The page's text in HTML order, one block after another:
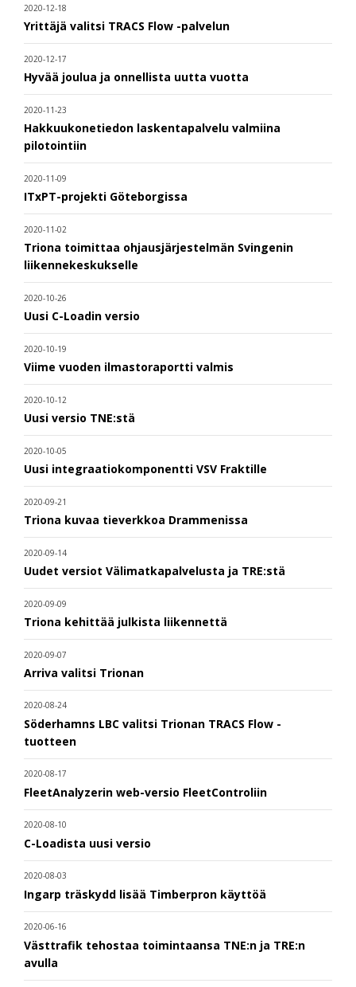
2020-12-18
Yrittäjä valitsi TRACS Flow -palvelun
2020-12-17
Hyvää joulua ja onnellista uutta vuotta
2020-11-23
Hakkuukonetiedon laskentapalvelu valmiina
pilotointiin
2020-11-09
ITxPT-projekti Göteborgissa
2020-11-02
Triona toimittaa ohjausjärjestelmän Svingenin
liikennekeskukselle
2020-10-26
Uusi C-Loadin versio
2020-10-19
Viime vuoden ilmastoraportti valmis
2020-10-12
Uusi versio TNE:stä
2020-10-05
Uusi integraatiokomponentti VSV Fraktille
2020-09-21
Triona kuvaa tieverkkoa Drammenissa
2020-09-14
Uudet versiot Välimatkapalvelusta ja TRE:stä
2020-09-09
Triona kehittää julkista liikennettä
2020-09-07
Arriva valitsi Trionan
2020-08-24
Söderhamns LBC valitsi Trionan TRACS Flow -
tuotteen
2020-08-17
FleetAnalyzerin web-versio FleetControliin
2020-08-10
C-Loadista uusi versio
2020-08-03
Ingarp träskydd lisää Timberpron käyttöä
2020-06-16
Västtrafik tehostaa toimintaansa TNE:n ja TRE:n
avulla